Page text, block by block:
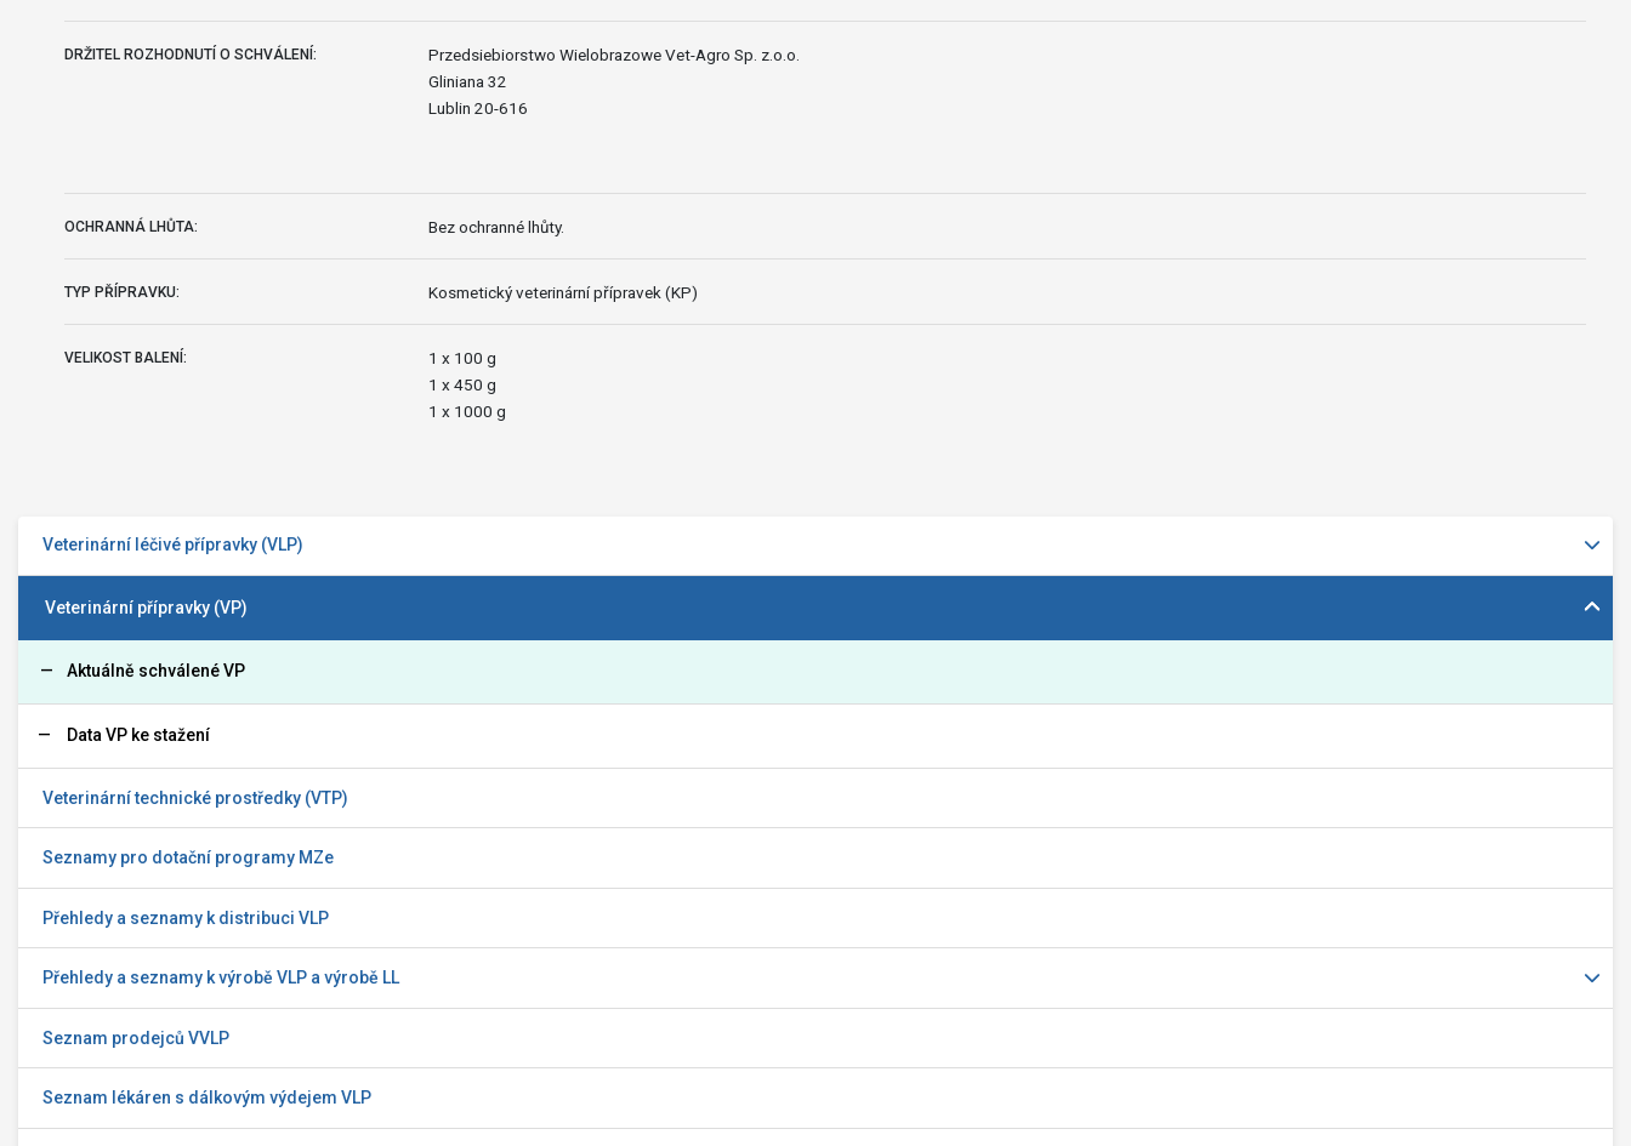
Veterinární léčivé přípravky (VLP)
Veterinární přípravky (VP)
Aktuálně schválené VP
Data VP ke stažení
Veterinární technické prostředky (VTP)
Seznamy pro dotační programy MZe
Přehledy a seznamy k distribuci VLP
Přehledy a seznamy k výrobě VLP a výrobě LL
Seznam prodejců VVLP
Seznam lékáren s dálkovým výdejem VLP
DRŽITEL ROZHODNUTÍ O SCHVÁLENÍ:
Przedsiebiorstwo Wielobrazowe Vet-Agro Sp. z.o.o.
Gliniana 32
Lublin 20-616
OCHRANNÁ LHŮTA: Bez ochranné lhůty.
TYP PŘÍPRAVKU: Kosmetický veterinární přípravek (KP)
VELIKOST BALENÍ:
1 x 100 g
1 x 450 g
1 x 1000 g